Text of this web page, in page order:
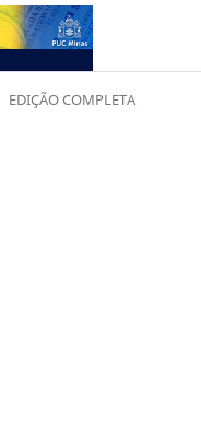
EDIÇÃO COMPLETA